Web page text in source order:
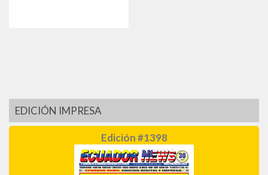
EDICIÓN IMPRESA
Edición #1398